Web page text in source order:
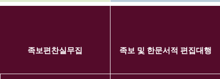
족보편찬실무집 족보 및 한문서적 편집대행